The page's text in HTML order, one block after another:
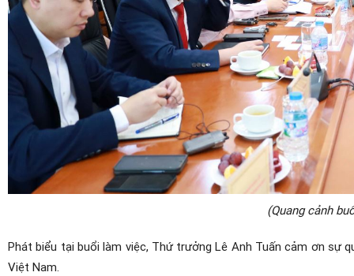
(Quang cảnh
Phát biểu tại buổi làm việc, Thứ trưởng Lê Anh Tuấn cảm ơn sự
Việt Nam.